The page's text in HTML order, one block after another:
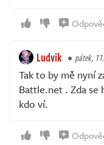
Ludvik pátek,
Tak to by mě nyní
Battle.net . Zda
kdo ví.